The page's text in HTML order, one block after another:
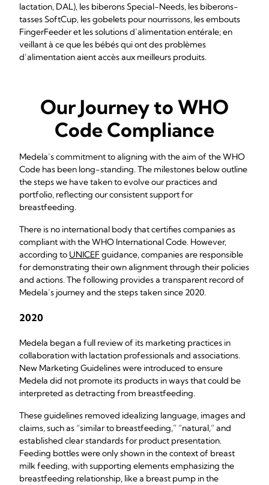
lactation, DAL), les biberons Special-Needs, les biberons-
tasses SoftCup, les gobelets pour nourrissons, les embouts
FingerFeeder et les solutions d’alimentation entérale; en
veillant à ce que les bébés qui ont des problèmes
d’alimentation aient accès aux meilleurs produits.
Our Journey to WHO
Code Compliance
Medela’s commitment to aligning with the aim of the WHO
Code has been long-standing. The milestones below outline
the steps we have taken to evolve our practices and
portfolio, reflecting our consistent support for
breastfeeding.
There is no international body that certifies companies as
compliant with the WHO International Code. However,
according to UNICEFguidance, companies are responsible
for demonstrating their own alignment through their policies
and actions. The following provides a transparent record of
Medela’s journey and the steps taken since 2020.
2020
Medela began a full review of its marketing practices in
collaboration with lactation professionals and associations.
New Marketing Guidelines were introduced to ensure
Medela did not promote its products in ways that could be
interpreted as detracting from breastfeeding.
These guidelines removed idealizing language, images and
claims, such as “similar to breastfeeding,” “natural,” and
established clear standards for product presentation.
Feeding bottles were only shown in the context of breast
milk feeding, with supporting elements emphasizing the
breastfeeding relationship, like a breast pump in the